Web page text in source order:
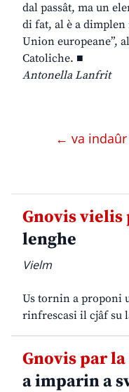
dal passât, ma un
di fat, al è a dimplen
Union europeane”,
Catoliche. ■
Antonella Lanfrit
← va indaûr
Gnovis vielis
lenghe
Vielm
Us tornin a proponi
rinfrescasi il cjâf su
Gnovis par
a imparin a